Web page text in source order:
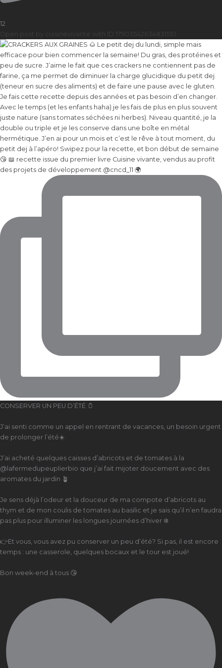
12
Open post by cuisinevivante with ID 17903542634831510
CONSERVER UN PEU D’ÉTÉ 🫙
J’ai senti comme un appel en rentrant de vacances, un besoin urgent
de prolonger l’été☀️
J’ai acheté quelques caisses d’abricots et de tomates à la
@lafermedupeuplierbio que j’ai fait mijoter doucement avec des
aromates du jardin 🪴
Je sens déjà l’odeur et la douceur de ma compote d’abricots au
thym et de mon coulis de tomates au basilic et je sais qu’il n’en faudra
pas plus pour illuminer les longues journées d’hiver ❄️
👉Et vous, vous avez pu conserver un peu d’été? Si pas, il est encore
temps : une casserole, quelques bocaux et le tour est joué!
Bon week-end à tous 😘